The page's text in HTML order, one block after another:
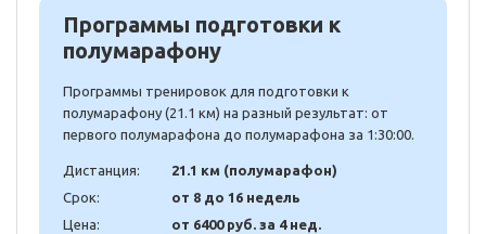
Программы подготовки к
полумарафону
Программы тренировок для подготовки к
полумарафону (21.1 км) на разный результат: от
первого полумарафона до полумарафона за 1:30:00.
Дистанция:
21.1 км (полумарафон)
Срок:
от 8 до 16 недель
Цена:
от 6400 руб. за 4 нед.